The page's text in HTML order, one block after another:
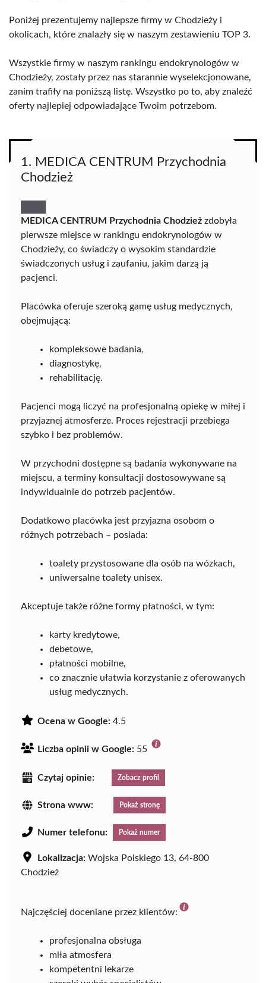
Poniżej prezentujemy najlepsze firmy w Chodzieży i
okolicach, które znalazły się w naszym zestawieniu TOP 3.
Wszystkie firmy w naszym rankingu endokrynologów w
Chodzieży, zostały przez nas starannie wyselekcjonowane,
zanim trafiły na poniższą listę. Wszystko po to, aby znaleźć
oferty najlepiej odpowiadające Twoim potrzebom.
1. MEDICA CENTRUM Przychodnia
Chodzież
MEDICA CENTRUM Przychodnia Chodzież zdobyła
pierwsze miejsce w rankingu endokrynologów w
Chodzieży, co świadczy o wysokim standardzie
świadczonych usług i zaufaniu, jakim darzą ją
pacjenci.
Placówka oferuje szeroką gamę usług medycznych,
obejmującą:
kompleksowe badania,
diagnostykę,
rehabilitację.
Pacjenci mogą liczyć na profesjonalną opiekę w miłej i
przyjaznej atmosferze. Proces rejestracji przebiega
szybko i bez problemów.
W przychodni dostępne są badania wykonywane na
miejscu, a terminy konsultacji dostosowywane są
indywidualnie do potrzeb pacjentów.
Dodatkowo placówka jest przyjazna osobom o
różnych potrzebach – posiada:
toalety przystosowane dla osób na wózkach,
uniwersalne toalety unisex.
Akceptuje także różne formy płatności, w tym:
karty kredytowe,
debetowe,
płatności mobilne,
co znacznie ułatwia korzystanie z oferowanych
usług medycznych.
Ocena w Google: 4.5
Liczba opinii w Google: 55
Czytaj opinie: Zobacz profil
Strona www: Pokaż stronę
Numer telefonu: Pokaż numer
Lokalizacja: Wojska Polskiego 13, 64-800
Chodzież
Najczęściej doceniane przez klientów:
profesjonalna obsługa
miła atmosfera
kompetentni lekarze